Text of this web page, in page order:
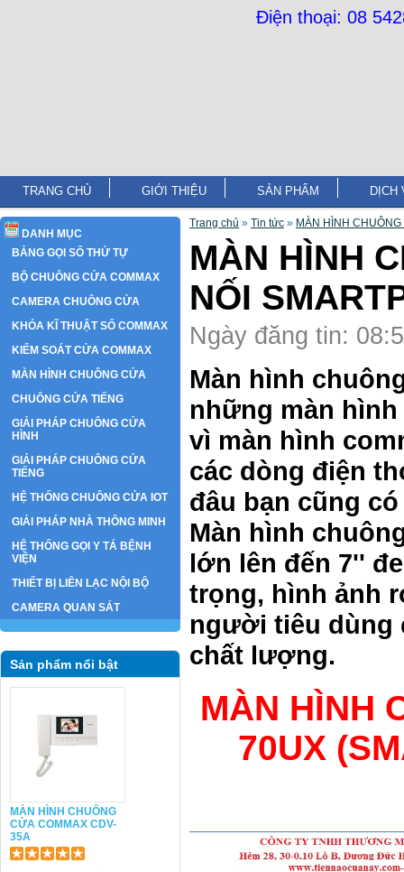
Điện thoại: 08
TRANG CHỦ GIỚI THIỆU SẢN PHẨM DỊCH
DANH MỤC
BẢNG GỌI SỐ THỨ TỰ
BỘ CHUÔNG CỬA COMMAX
CAMERA CHUÔNG CỬA
KHÓA KĨ THUẬT SỐ COMMAX
KIỂM SOÁT CỬA COMMAX
MÀN HÌNH CHUÔNG CỬA
CHUÔNG CỬA TIẾNG
GIẢI PHÁP CHUÔNG CỬA
HÌNH
GIẢI PHÁP CHUÔNG CỬA
TIẾNG
HỆ THỐNG CHUÔNG CỬA IOT
GIẢI PHÁP NHÀ THÔNG MINH
HỆ THỐNG GỌI Y TÁ BỆNH
VIỆN
THIẾT BỊ LIÊN LẠC NỘI BỘ
CAMERA QUAN SÁT
Sản phẩm nổi bật
MÀN HÌNH CHUÔNG
CỬA COMMAX CDV-
35A
Trang chủ » Tin tức » MÀN HÌNH
MÀN HÌNH
NỐI
Ngày đăng tin:
Màn hình
những màn
vì màn hình
các dòng điện
đâu bạn cũng
Màn hình
lớn lên đến 7''
trọng, hình ảnh
người tiêu dùng
chất lượng.
MÀN HÌNH
70UX